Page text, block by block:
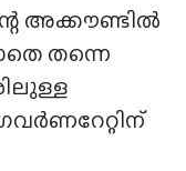
അക്കൗണ്ടിൽ
തന്നെ